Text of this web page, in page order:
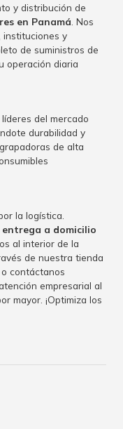
y distribución de
en Panamá . Nos
instituciones y
de suministros de
operación diaria
del mercado
durabilidad y
de alta
la logística.
entrega a domicilio
al interior de la
de nuestra tienda
o contáctanos
empresarial al
mayor. ¡Optimiza los